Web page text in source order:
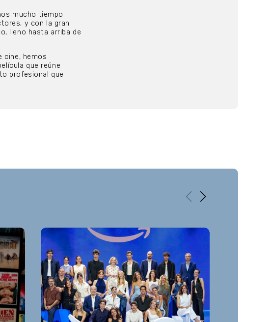
mucho tiempo
y con la gran
lleno hasta arriba de
cine, hemos
que reúne
profesional que